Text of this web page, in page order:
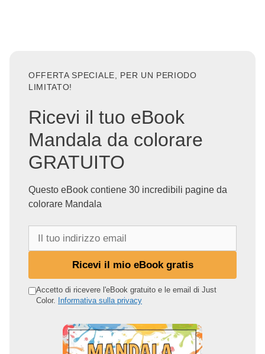
OFFERTA SPECIALE, PER UN PERIODO
LIMITATO!
Ricevi il tuo eBook
Mandala da colorare
GRATUITO
Questo eBook contiene 30 incredibili pagine da
colorare Mandala
o
Ricevi il mio eBook gratis
Accetto di ricevere l'eBook gratuito e le email di Just
Color. Informativa sulla privacy